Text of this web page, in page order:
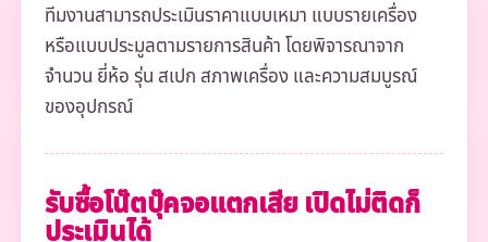
ทีมงานสามารถประเมินราคาแบบเหมา แบบรายเครื่อง
หรือแบบประมูลตามรายการสินค้า โดยพิจารณาจาก
จำนวน ยี่ห้อ รุ่น สเปก สภาพเครื่อง และความสมบูรณ์
ของอุปกรณ์
รับซื้อโน๊ตบุ๊คจอแตกเสีย เปิดไม่ติดก็
ประเมินได้